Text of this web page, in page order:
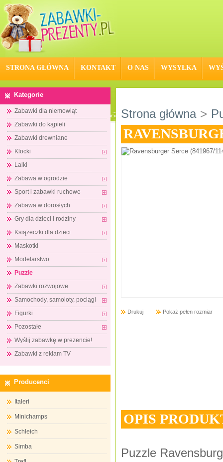
STRONA GŁÓWNA KONTAKT O NAS WYSYŁKA
Kategorie
Zabawki dla niemowląt
Zabawki do kąpieli
Zabawki drewniane
Klocki
Lalki
Zabawa w ogrodzie
Sport i zabawki ruchowe
Zabawa w dorosłych
Gry dla dzieci i rodziny
Książeczki dla dzieci
Maskotki
Modelarstwo
Puzzle
Zabawki rozwojowe
Samochody, samoloty, pociągi
Figurki
Pozostałe
Wyślij zabawkę w prezencie!
Zabawki z reklam TV
Producenci
Italeri
Minichamps
Schleich
Simba
Strona główna >
Drukuj Pokaż pełen rozmiar
OPIS
Puzzle